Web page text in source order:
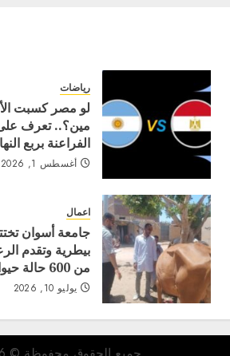
رياضات
لو مصر كسبت
مين؟.. تعرف
الفراعنة بربع
أغسطس 1, 2026
اعمال
جامعة أسوان
بيطرية وتقدم
من 600 حالة حيوانية وطيور
يوليو 10, 2026